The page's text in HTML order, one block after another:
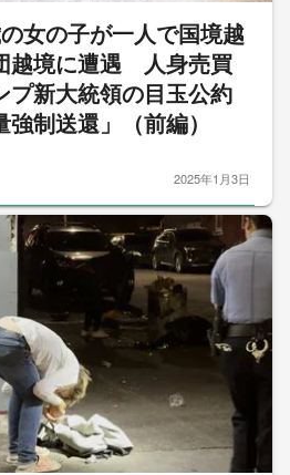
の女の子が一人で国境越
越境に遭遇 人身売買
プ新大統領の目玉公約
強制送還」（前編）
2025年1月3日